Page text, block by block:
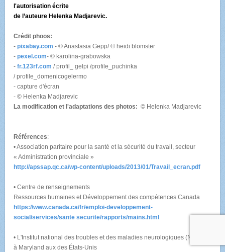
l'autorisation écrite
de l’auteure Helenka Madjarevic.
Crédit phoos:
-pixabay.com - © Anastasia Gepp/ © heidi blomster
-pexel.com- © karolina-grabowska
-fr.123rf.com / profil_ gelpi /profile_puchinka
/ profile_domenicogelermo
- capture d'écran
- © Helenka Madjarevic
La modification et l'adaptations des photos: © Helenka Madjarevic
Références:
• Association paritaire pour la santé et la sécurité du travail, secteur
« Administration provinciale »
http://apssap.qc.ca/wp-content/uploads/2013/01/Travail_ecran.pdf
• Centre de renseignements
Ressources humaines et Développement des compétences Canada
https://www.canada.ca/fr/emploi-developpement-
social/services/sante securite/rapports/mains.html
• L'Institut national des troubles et des maladies neurologiques (NINDS)
à Maryland aux des États-Unis